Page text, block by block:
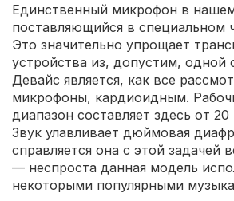
Единственный микрофон в
поставляющийся в специальном
Это значительно упрощает
устройства из, допустим, одной
Девайс является, как все
микрофоны, кардиоидным.
диапазон составляет здесь от
Звук улавливает дюймовая
справляется она с этой задачей
— неспроста данная модель
некоторыми популярными